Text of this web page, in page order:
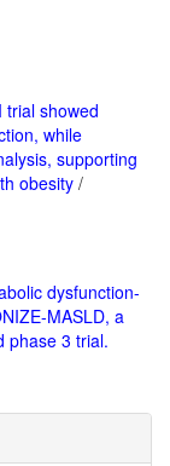
trial showed
while
supporting
obesity /
dysfunction-
MASLD, a
phase 3 trial.